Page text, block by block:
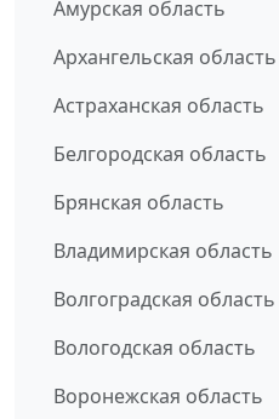
Амурская область
Архангельская область
Астраханская область
Белгородская область
Брянская область
Владимирская область
Волгоградская область
Вологодская область
Воронежская область